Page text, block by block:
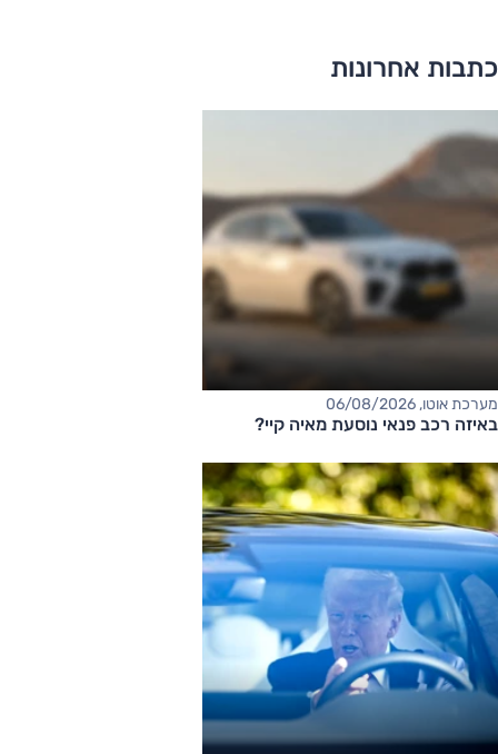
כתבות אחרונות
מערכת אוטו, 06/08/2026
באיזה רכב פנאי נוסעת מאיה קיי?